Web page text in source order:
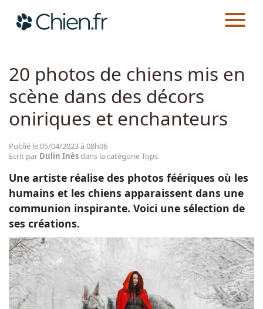
Races
CHIEN.FR ACTUALITÉS
20 photos de chiens mis en
scène dans des décors
oniriques et enchanteurs
Publié le 05/04/2023 à 08h06
Ecrit par Dulin Inèsdans la catégorie Tops
Une artiste réalise des photos féériques où les
humains et les chiens apparaissent dans une
communion inspirante. Voici une sélection de
ses créations.